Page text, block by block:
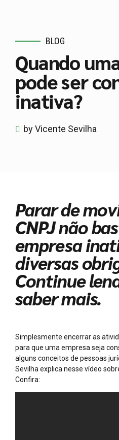
BLOG
Quando
pode ser
inativa?
by Vicente Sevilha
Parar de
CNPJ não
empresa
diversas
Continue
saber mais.
Simplesmente encerrar as
para que uma empresa seja
alguns conceitos de pessoas
Sevilha explica nesse vídeo
Confira: